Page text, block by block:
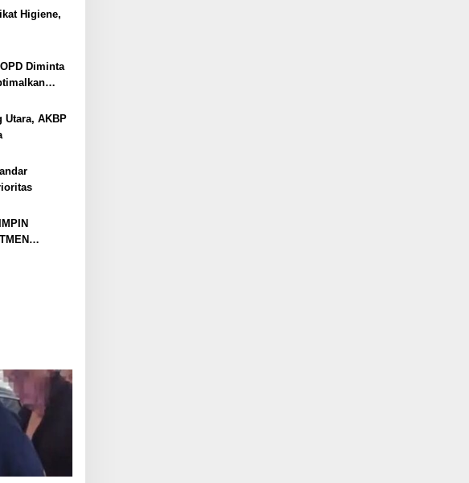
Higiene,
Diminta
Utara, AKBP